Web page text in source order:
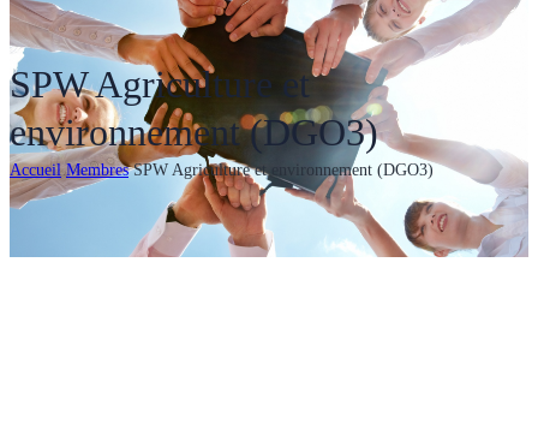
SPW Agriculture et
environnement (DGO3)
Accueil Membres SPW Agriculture et environnement (DGO3)